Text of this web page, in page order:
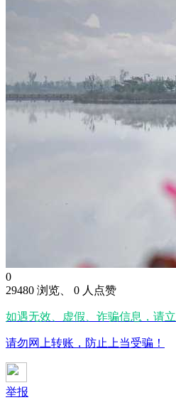
0
29480 浏览、 0 人点赞
如遇无效、虚假、诈骗信息，请
请勿网上转账，防止上当受骗！
举报